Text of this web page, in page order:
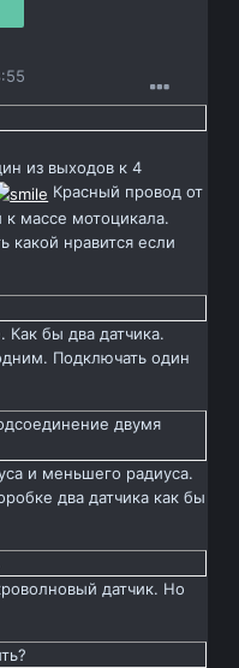
из выходов к 4
Красный провод от
к массе мотоцикала.
какой нравится если
Как бы два датчика.
Подключать один
двумя
и меньшего радиуса.
два датчика как бы
датчик. Но